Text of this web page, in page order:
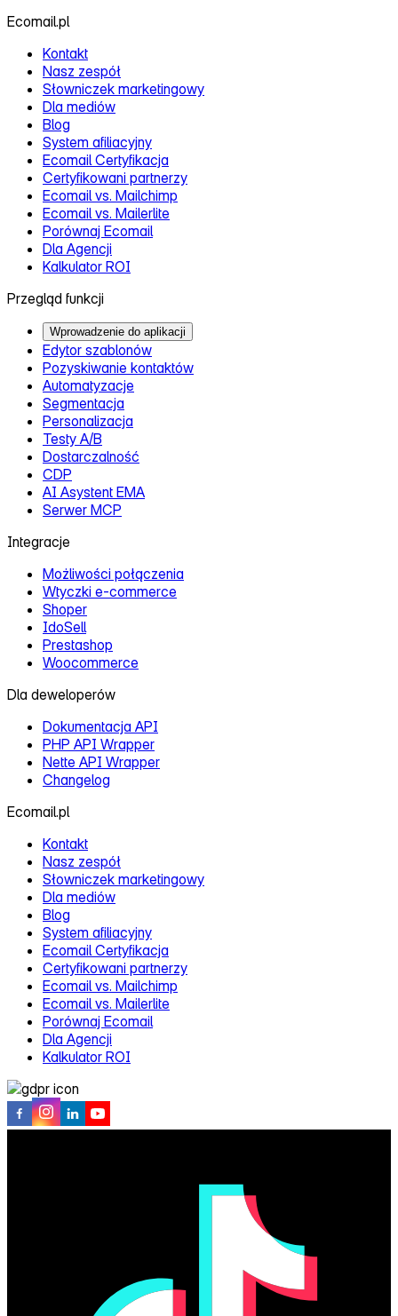
Ecomail.pl
Kontakt
Nasz zespół
Słowniczek marketingowy
Dla mediów
Blog
System afiliacyjny
Ecomail Certyfikacja
Certyfikowani partnerzy
Ecomail vs. Mailchimp
Ecomail vs. Mailerlite
Porównaj Ecomail
Dla Agencji
Kalkulator ROI
Przegląd funkcji
Wprowadzenie do aplikacji
Edytor szablonów
Pozyskiwanie kontaktów
Automatyzacje
Segmentacja
Personalizacja
Testy A/B
Dostarczalność
CDP
AI Asystent EMA
Serwer MCP
Integracje
Możliwości połączenia
Wtyczki e‑commerce
Shoper
IdoSell
Prestashop
Woocommerce
Dla deweloperów
Dokumentacja API
PHP API Wrapper
Nette API Wrapper
Changelog
Ecomail.pl
Kontakt
Nasz zespół
Słowniczek marketingowy
Dla mediów
Blog
System afiliacyjny
Ecomail Certyfikacja
Certyfikowani partnerzy
Ecomail vs. Mailchimp
Ecomail vs. Mailerlite
Porównaj Ecomail
Dla Agencji
Kalkulator ROI